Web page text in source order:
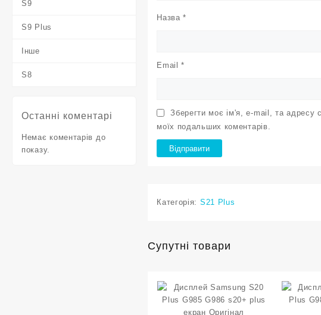
S9
S9 Plus
Інше
S8
Останні коментарі
Немає коментарів до
показу.
Назва*
Email*
Зберегти моє ім'я, e-mail, та адресу
моїх подальших коментарів.
Категорія: S21 Plus
Супутні товари